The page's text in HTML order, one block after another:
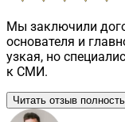
Мы заключили
основателя и
узкая, но
к СМИ.
Читать отзыв